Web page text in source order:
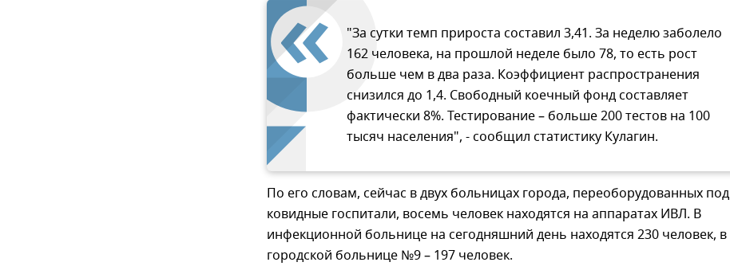
"За сутки темп прироста составил 3,41. За неделю заболело
162 человека, на прошлой неделе было 78, то есть рост
больше чем в два раза. Коэффициент распространения
снизился до 1,4. Свободный коечный фонд составляет
фактически 8%. Тестирование – больше 200 тестов на 100
тысяч населения", - сообщил статистику Кулагин.
По его словам, сейчас в двух больницах города, переоборудованных под
ковидные госпитали, восемь человек находятся на аппаратах ИВЛ. В
инфекционной больнице на сегодняшний день находятся 230 человек, в
городской больнице №9 – 197 человек.